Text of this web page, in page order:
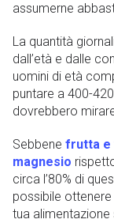
assumerne
La quantità
dall’età e dalle
uomini di età
puntare a 400-
dovrebbero
Sebbene frutta e
magnesio
circa l’80% di
possibile
tua